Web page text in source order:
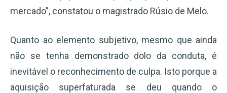
mercado”, constatou o magistrado Rúsio de Melo.
Quanto ao elemento subjetivo, mesmo que ainda
não se tenha demonstrado dolo da conduta, é
inevitável o reconhecimento de culpa. Isto porque a
aquisição superfaturada se deu quando o